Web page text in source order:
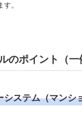
。
のポイント（一
システム（マンシ